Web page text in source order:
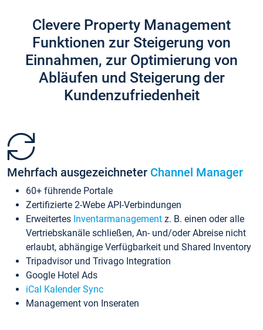
Clevere Property Management
Funktionen zur Steigerung von
Einnahmen, zur Optimierung von
Abläufen und Steigerung der
Kundenzufriedenheit
Mehrfach ausgezeichneter Channel Manager
60+ führende Portale
Zertifizierte 2-Webe API-Verbindungen
Erweitertes Inventarmanagement z. B. einen oder alle
Vertriebskanäle schließen, An- und/oder Abreise nicht
erlaubt, abhängige Verfügbarkeit und Shared Inventory
Tripadvisor und Trivago Integration
Google Hotel Ads
iCal Kalender Sync
Management von Inseraten